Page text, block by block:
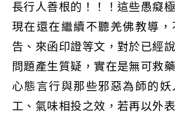
長行人善根的！！！這些愚癡
現在還在繼續不聽羌佛教導
告、來函印證等文，對於已經
問題產生質疑，實在是無可救
心態言行與那些邪惡為師的妖
工、氣味相投之效，若再以外